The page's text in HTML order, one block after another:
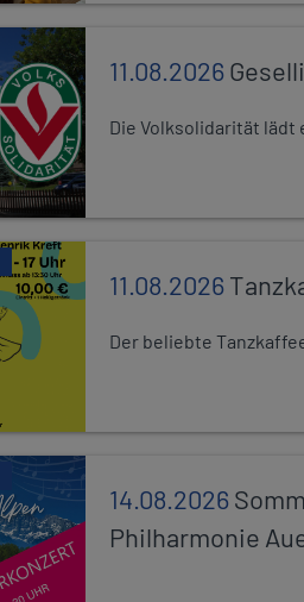
11.08.2026
Die Volksolidarität lädt
11.08.2026
Der beliebte
14.08.2026
Philharmonie